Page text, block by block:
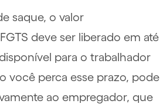
saque, o valor
deve ser liberado em até
para o trabalhador
você perca esse prazo, pode
ao empregador, que